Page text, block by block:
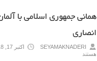
همانی جمهوری اسلامی با
انصاری
SEYAMAKNADERI اکتبر 17, 2018
هستند